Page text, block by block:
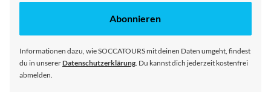
für
Abonnieren
Informationen dazu, wie SOCCATOURS mit deinen Daten umgeht, findest
du in unsererDatenschutzerklärung. Du kannst dich jederzeit kostenfrei
abmelden.